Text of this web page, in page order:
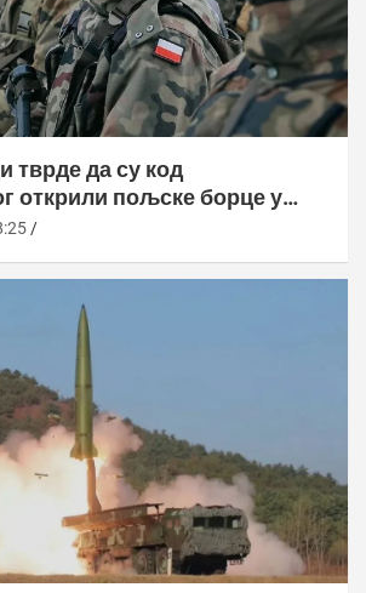
тврде да су код
открили пољске борце у